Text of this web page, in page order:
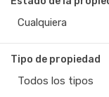
Cualquiera
Tipo de propiedad
Todos los tipos